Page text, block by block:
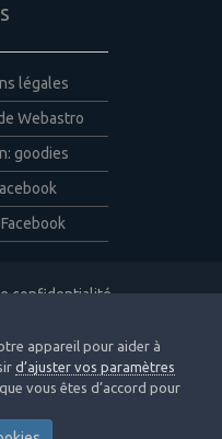
légales
Webastro
goodies
confidentialité
Community
appareil pour aider à
d’ajuster vos paramètres
vous êtes d’accord pour